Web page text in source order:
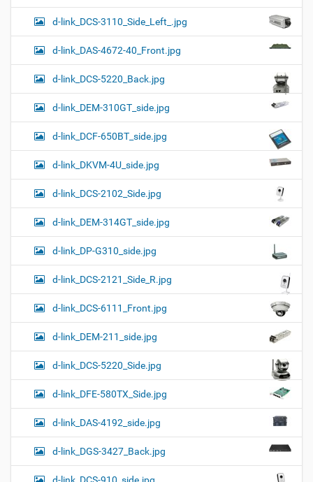
d-link_DCS-3110_Side_Left_.jpg
d-link_DAS-4672-40_Front.jpg
d-link_DCS-5220_Back.jpg
d-link_DEM-310GT_side.jpg
d-link_DCF-650BT_side.jpg
d-link_DKVM-4U_side.jpg
d-link_DCS-2102_Side.jpg
d-link_DEM-314GT_side.jpg
d-link_DP-G310_side.jpg
d-link_DCS-2121_Side_R.jpg
d-link_DCS-6111_Front.jpg
d-link_DEM-211_side.jpg
d-link_DCS-5220_Side.jpg
d-link_DFE-580TX_Side.jpg
d-link_DAS-4192_side.jpg
d-link_DGS-3427_Back.jpg